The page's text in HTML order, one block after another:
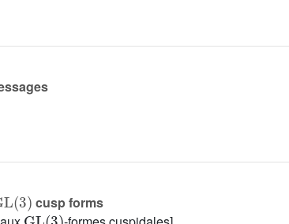
( )
cusp forms
GL(3)